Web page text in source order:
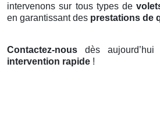
intervenons sur tous types de
en garantissant des prestations de
Contactez-nous dès aujourd’hui
intervention rapide !